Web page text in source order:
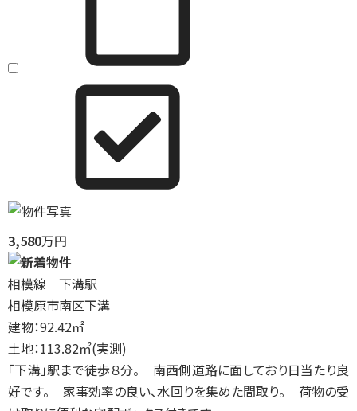
3,580万円
相模線 下溝駅
相模原市南区下溝
建物：92.42㎡
土地：113.82㎡(実測)
「下溝」駅まで徒歩８分。 南西側道路に面しており日当たり良
好です。 家事効率の良い、水回りを集めた間取り。 荷物の受